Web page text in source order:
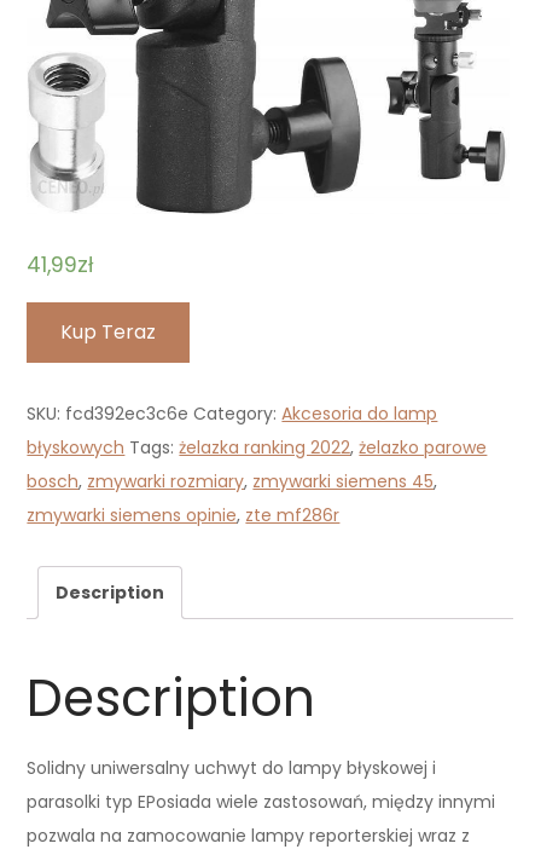
41,99zł
Kup Teraz
SKU: fcd392ec3c6e Category:Akcesoria do lamp
błyskowych Tags:żelazka ranking 2022,żelazko parowe
bosch, zmywarki rozmiary, zmywarki siemens 45,
zmywarki siemens opinie, zte mf286r
Description
Description
Solidny uniwersalny uchwyt do lampy błyskowej i
parasolki typ EPosiada wiele zastosowań, między innymi
pozwala na zamocowanie lampy reporterskiej wraz z